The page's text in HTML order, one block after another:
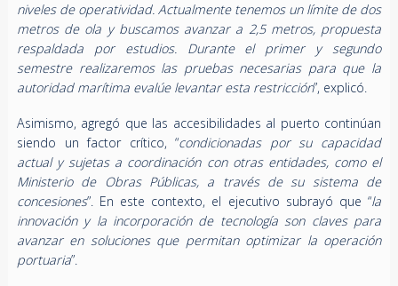
niveles de operatividad. Actualmente tenemos un límite de dos
metros de ola y buscamos avanzar a 2,5 metros, propuesta
respaldada por estudios. Durante el primer y segundo
semestre realizaremos las pruebas necesarias para que la
autoridad marítima evalúe levantar esta restricción”, explicó.
Asimismo, agregó que las accesibilidades al puerto continúan
siendo un factor crítico, “condicionadas por su capacidad
actual y sujetas a coordinación con otras entidades, como el
Ministerio de Obras Públicas, a través de su sistema de
concesiones”. En este contexto, el ejecutivo subrayó que “la
innovación y la incorporación de tecnología son claves para
avanzar en soluciones que permitan optimizar la operación
portuaria”.